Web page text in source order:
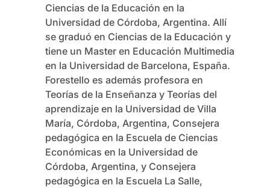
Ciencias de la Educación en la
Universidad de Córdoba, Argentina. Allí
se graduó en Ciencias de la Educación y
tiene un Master en Educación Multimedia
en la Universidad de Barcelona, España.
Forestello es además profesora en
Teorías de la Enseñanza y Teorías del
aprendizaje en la Universidad de Villa
María, Córdoba, Argentina, Consejera
pedagógica en la Escuela de Ciencias
Económicas en la Universidad de
Córdoba, Argentina, y Consejera
pedagógica en la Escuela La Salle,